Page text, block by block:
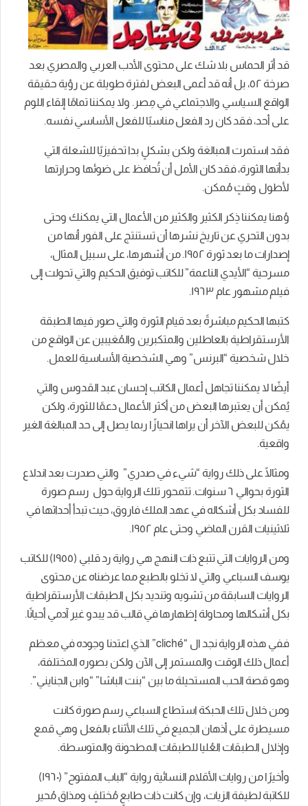
قد أثر الحماس بلا شك على محتوى الأدب العربي والمصري بعد
صرخة ٥٢، بل أنه قد أعمى البعض لفترة طويلة عن رؤية حقيقة
الواقع السياسي والاجتماعي في مِصر. ولا يمكننا تمامًا إلقاء اللوم
على أحد، فقد كان رد الفعل مناسبًا للفعل الأساسي نفسه.
فقد استمرت المبالغة ولكن بشكلٍ بدا تحفيزيًا للشعلة التي
بدأتها الثورة، فقد كان الأمل أن تُحافظ على ضوئها وحرارتها
لأطول وقتٍ مُمكن.
وُهنا يمكننا ذِكر الكثير والكثير من الأعمال التي يمكنك وحتى
بدون التحري عن تاريخ نشرها أن تستنتج على الفور أنها من
إصدارات ما بعد ثورة ١٩٥٢. من أشهرها، على سبيل المثال،
مسرحية “الأيدي الناعمة” للكاتب توفيق الحكيم والتي تحولت إلى
فيلم مشهور عام ١٩٦٣.
كتبها الحكيم مباشرةً بعد قيام الثورة والتي صور فيها الطبقة
الأرستقراطية بالعاطلين والمتكبرين والمُغيبين عن الواقع من
خلال شخصية “البرنس” وهي الشخصية الأساسية للعمل.
أيضًا لا يمكننا تجاهل أعمال الكاتب إحسان عبد القدوس والتي
يُمكن أن يعتبرها البعض من أكثر الأعمال دعمًا للثورة، ولكن
يمُكن للبعض الآخر أن يراها انحيازًا ربما يصل إلى حد المبالغة الغير
واقعية.
ومثالًا على ذلك رواية “شيء في صدري” والتي صدرت بعد اندلاع
الثورة بحوالي ٦ سنوات. تتمحور تلك الرواية حول رسم صورة
للفساد بكل أشكاله في عهد الملك فاروق، حيث تبدأ أحداثها في
ثلاثينيات القرن الماضي وحتى عام ١٩٥٢.
ومن الروايات التي تتبع ذات النهج هي رواية رد قلبي (١٩٥٥) للكاتب
يوسف السباعي والتي لا تخلو بالطبع مما عرضناه عن محتوى
الروايات السابقة من تشويه وتنديد بكل الطبقات الأرستقراطية
بكل أشكالها ومحاولة إظهارها في قالب قد يبدو غير آدمي أحيانًا.
ففي هذه الرواية نجد ال “cliché” الذي اعتدنا وجوده في معظم
أعمال ذلك الوقت والمستمر إلى الآن ولكن بصوره المختلفة،
وهو قصة الحب المستحيلة ما بين “بنت الباشا” “وابن الجنايني”.
ومن خلال تلك الحبكة استطاع السباعي رسم صورة كانت
مسيطرة على أذهان الجميع في تلك الأثناء بالفعل وهي قمع
وإذلال الطبقات العُليا للطبقات المطحونة والمتوسطة.
وأخيرًا من روايات الأقلام النسائية رواية “الباب المفتوح” (١٩٦٠)
للكاتبة لطيفة الزيات، وإن كانت ذات طابعٍ مُختلفٍ ومذاق مُحير